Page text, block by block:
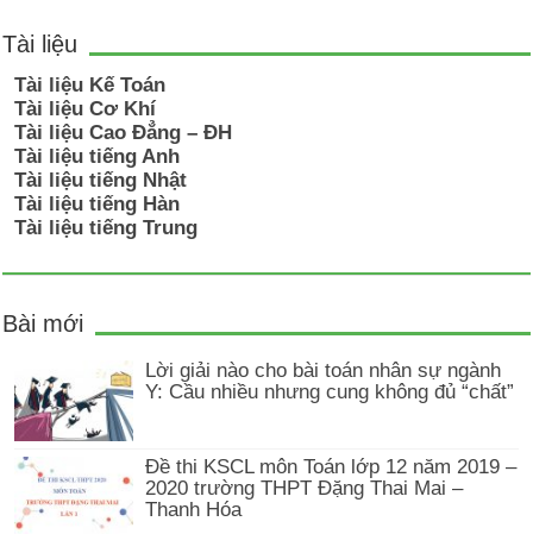
Tài liệu
Tài liệu Kế Toán
Tài liệu Cơ Khí
Tài liệu Cao Đẳng – ĐH
Tài liệu tiếng Anh
Tài liệu tiếng Nhật
Tài liệu tiếng Hàn
Tài liệu tiếng Trung
Bài mới
Lời giải nào cho bài toán nhân sự ngành
Y: Cầu nhiều nhưng cung không đủ “chất”
Đề thi KSCL môn Toán lớp 12 năm 2019 –
2020 trường THPT Đặng Thai Mai –
Thanh Hóa